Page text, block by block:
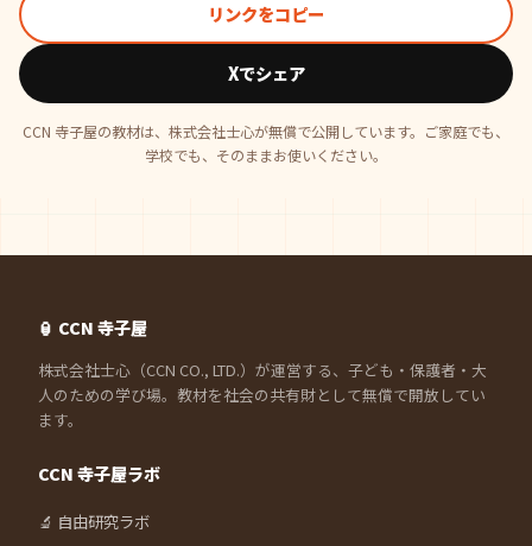
リンクをコピー
Xでシェア
CCN 寺子屋の教材は、株式会社士心が無償で公開しています。ご家庭でも、
学校でも、そのままお使いください。
🏮 CCN 寺子屋
株式会社士心（CCN CO., LTD.）が運営する、子ども・保護者・大
人のための学び場。教材を社会の共有財として無償で開放してい
ます。
CCN 寺子屋ラボ
🔬 自由研究ラボ